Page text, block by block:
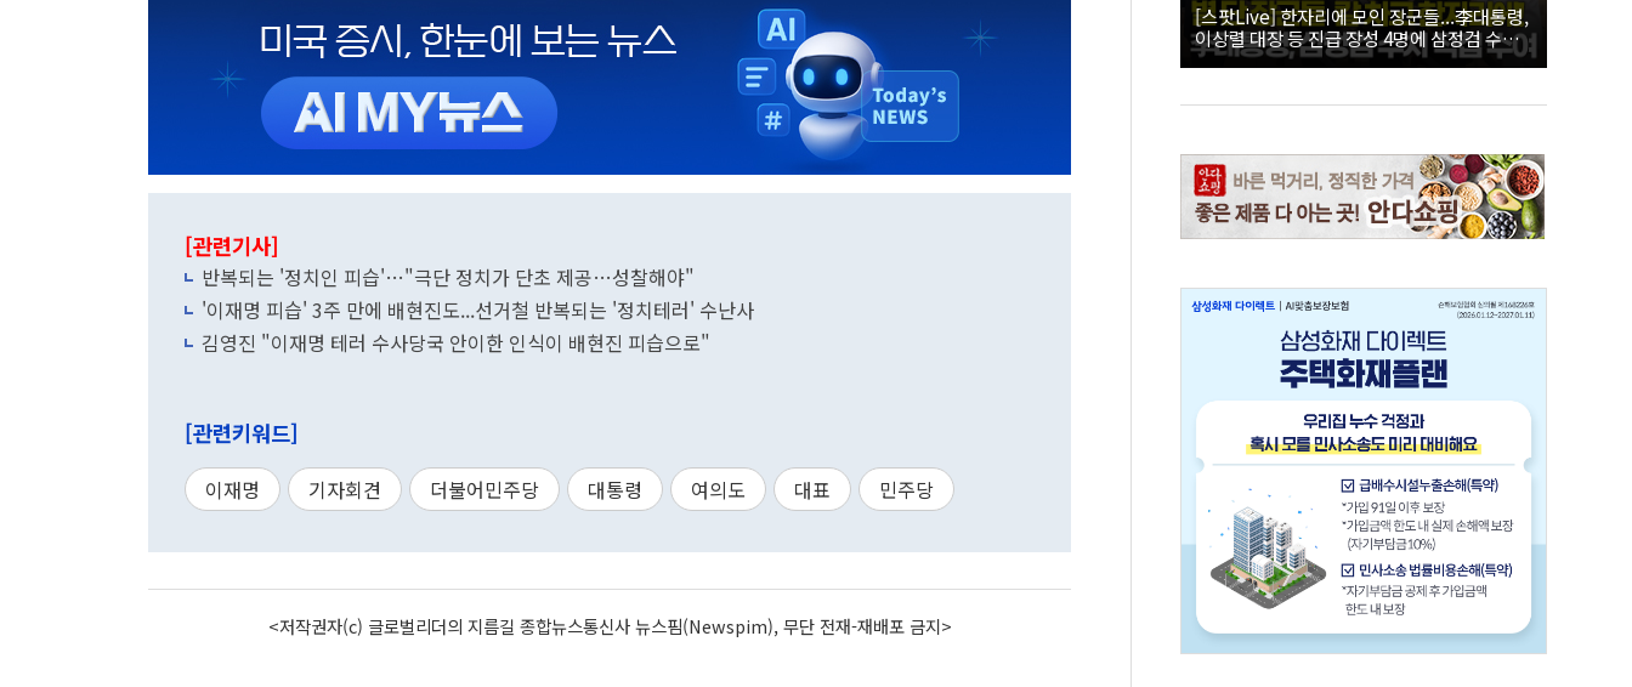
[관련기사]
반복되는 '정치인 피습'…"극단 정치가 단초 제공…성찰해야"
'이재명 피습' 3주 만에 배현진도...선거철 반복되는 '정치테러' 수난사
김영진 "이재명 테러 수사당국 안이한 인식이 배현진 피습으로"
[관련키워드]
이재명 기자회견 더불어민주당 대통령 여의도 대표 민주당
<저작권자(c) 글로벌리더의 지름길 종합뉴스통신사 뉴스핌(Newspim), 무단 전재-재배포 금지>
[스팟Live] 한자리에 모인 장군들...李대통령,
이상렬 대장 등 진급 장성 4명에 삼정검 수치
직접 수여｜26.08.07 장성 진급·삼정검 수치